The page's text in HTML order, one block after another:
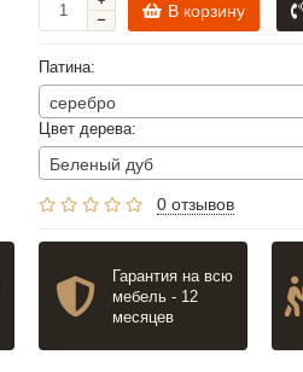
В корзину
Патина:
серебро
Цвет дерева:
Беленый дуб
0 отзывов
Гарантия на всю
мебель - 12
месяцев